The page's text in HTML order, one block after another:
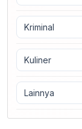
Kriminal
Kuliner
Lainnya